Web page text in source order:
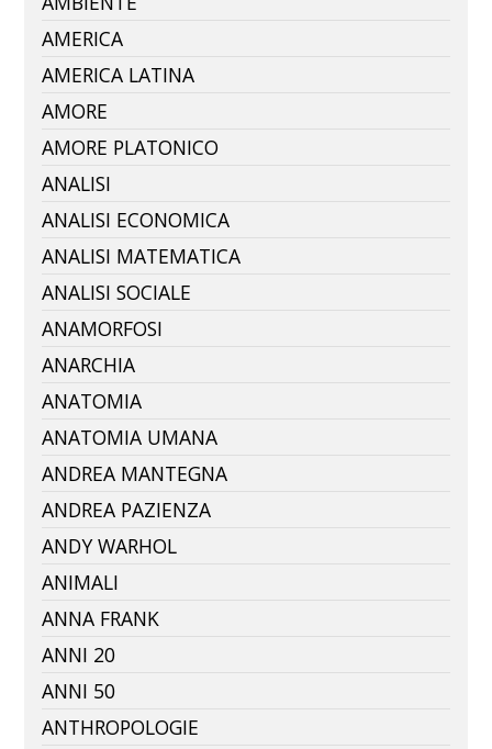
AMERICA
AMERICA LATINA
AMORE
AMORE PLATONICO
ANALISI
ANALISI ECONOMICA
ANALISI MATEMATICA
ANALISI SOCIALE
ANAMORFOSI
ANARCHIA
ANATOMIA
ANATOMIA UMANA
ANDREA MANTEGNA
ANDREA PAZIENZA
ANDY WARHOL
ANIMALI
ANNA FRANK
ANNI 20
ANNI 50
ANTHROPOLOGIE